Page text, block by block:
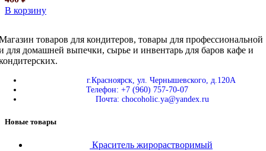
В корзину
товаров для кондитеров, товары для профессиональной
для домашней выпечки, сырье и инвентарь для баров кафе и
г.Красноярск, ул. Чернышевского, д.120А
Телефон: +7 (960) 757-70-07
Почта: chocoholic.ya@yandex.ru
Новые товары
Краситель жирорастворимый